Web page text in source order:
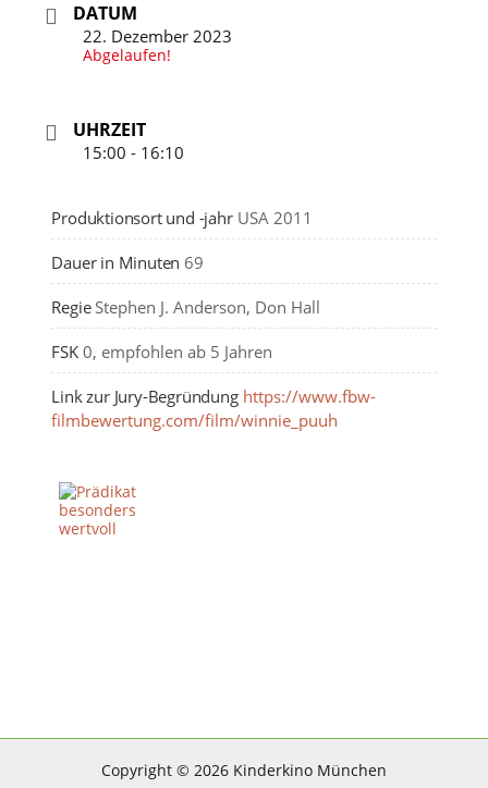
DATUM
22. Dezember 2023
Abgelaufen!
UHRZEIT
15:00 - 16:10
Produktionsort und -jahr USA 2011
Dauer in Minuten 69
Regie Stephen J. Anderson, Don Hall
FSK 0, empfohlen ab 5 Jahren
Link zur Jury-Begründung https://www.fbw-
filmbewertung.com/film/winnie_puuh
Copyright © 2026 Kinderkino München